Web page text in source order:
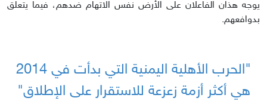
يوجه هذان الفاعلان على الأرض نفس الاتهام ضدهم، فيما يتعلق
بدوافعهم.
"الحرب الأهلية اليمنية التي بدأت في 2014
هي أكثر أزمة زعزعة للاستقرار على الإطلاق"